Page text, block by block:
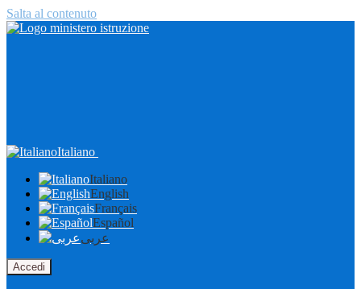
Salta al contenuto
Italiano
Italiano
English
Français
Español
عربى
Accedi